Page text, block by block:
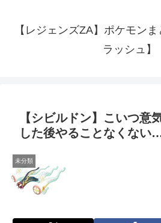
【レジェンズZA】ポケモン
ラッシュ】
【シビルドン】こいつ意
した後やることなくない
未分類